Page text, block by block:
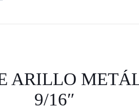
ARILLO
9/16″